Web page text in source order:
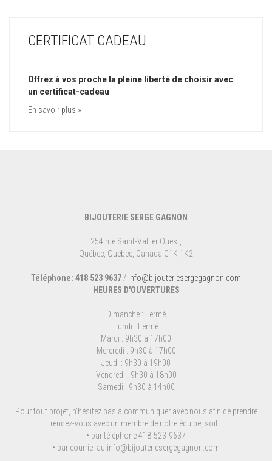
CERTIFICAT CADEAU
Offrez à vos proche la pleine liberté de choisir avec
un certificat-cadeau
En savoir plus »
BIJOUTERIE SERGE GAGNON
254 rue Saint-Vallier Ouest,
Québec, Québec, Canada G1K 1K2
Téléphone: 418 523 9637 / info@bijouteriesergegagnon.com
HEURES D'OUVERTURES
Dimanche : Fermé
Lundi : Fermé
Mardi : 9h30 à 17h00
Mercredi : 9h30 à 17h00
Jeudi : 9h30 à 19h00
Vendredi : 9h30 à 18h00
Samedi : 9h30 à 14h00
Pour tout projet, n'hésitez pas à communiquer avec nous afin de prendre
rendez-vous avec un membre de notre équipe, soit :
• par téléphone 418-523-9637
• par courriel au info@bijouteriesergegagnon.com